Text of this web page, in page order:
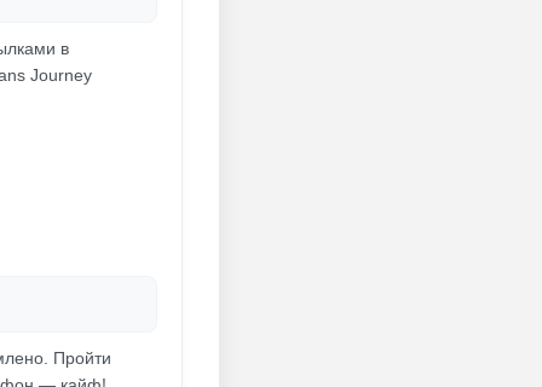
в
Journey
Пройти